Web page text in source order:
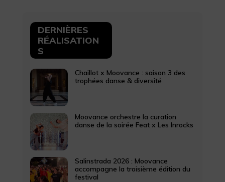
DERNIÈRES
RÉALISATION
S
Chaillot x Moovance : saison 3 des
trophées danse & diversité
Moovance orchestre la curation
danse de la soirée Feat x Les Inrocks
Salinstrada 2026 : Moovance
accompagne la troisième édition du
festival